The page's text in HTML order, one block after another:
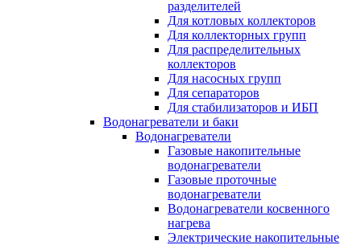
разделителей
Для котловых коллекторов
Для коллекторных групп
Для распределительных
коллекторов
Для насосных групп
Для сепараторов
Для стабилизаторов и ИБП
Водонагреватели и баки
Водонагреватели
Газовые накопительные
водонагреватели
Газовые проточные
водонагреватели
Водонагреватели косвенного
нагрева
Электрические накопительные